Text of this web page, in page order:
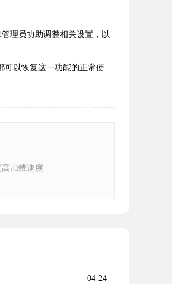
理员协助调整相关设置，以
可以恢复这一功能的正常使
加载速度
04-24